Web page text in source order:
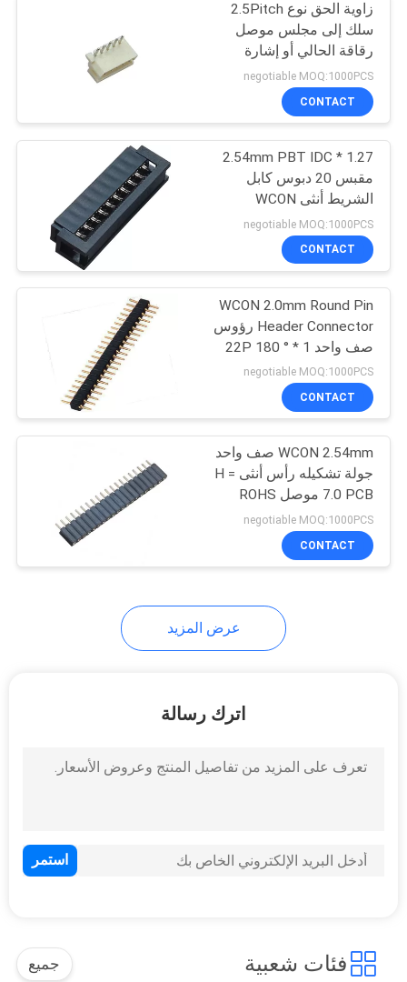
زاوية الحق نوع 2.5Pitch
سلك إلى مجلس موصل
رقاقة الحالي أو إشارة
الإرسال
negotiable MOQ:1000PCS
CONTACT
1.27 * 2.54mm PBT IDC
مقبس 20 دبوس كابل
الشريط أنثى WCON
الموصل
negotiable MOQ:1000PCS
CONTACT
WCON 2.0mm Round Pin
Header Connector رؤوس
صف واحد 1 * 22P 180 °
DIP
negotiable MOQ:1000PCS
CONTACT
WCON 2.54mm صف واحد
جولة تشكيله رأس أنثى H =
7.0 PCB موصل ROHS
negotiable MOQ:1000PCS
CONTACT
عرض المزيد
اترك رسالة
فئات شعبية جميع